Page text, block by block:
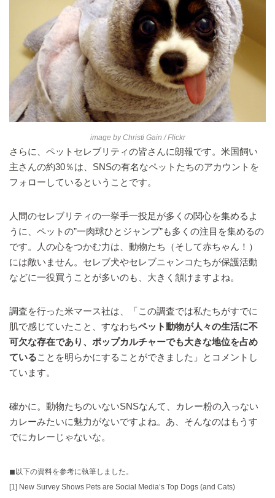
image byChristi Gain / Flickr
さらに、ペットセレブリティの皆さんに朗報です。米国飼い
主さんの約30％は、SNSの有名なペットたちのアカウントを
フォローしているということです。
人間のセレブリティの一挙手一投足が多くの関心を集めるよ
うに、ペットの”一肉球ひとジャンプ”も多くの注目を集めるの
です。人の心をつかむ力は、動物たち（そして赤ちゃん！）
には敵いません。セレブ犬やセレブニャンコたちが保護活動
などに一役買うことが多いのも、大きく頷けますよね。
調査を行った米マース社は、「この調査では私たちがすでに
肌で感じていたこと、すなわちペット動物が人々の生活に不
可欠な存在であり、ポップカルチャーでも大きな地位を占め
ていることを明らかにすることができました」とコメントし
ています。
確かに。動物たちのいないSNSなんて、カレー粉の入っない
カレーみたいに魅力がないですよね。あ、そんなのはもうす
でにカレーじゃないな。
◼︎以下の資料を参考に執筆しました。
[1] New Survey Shows Pets are Social Media’s Top Dogs (and Cats)